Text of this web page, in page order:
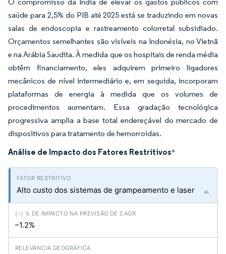
saúde para 2,5% do PIB até 2025 está se traduzindo em novas
salas de endoscopia e rastreamento colorretal subsidiado.
Orçamentos semelhantes são visíveis na Indonésia, no Vietnã
e na Arábia Saudita. À medida que os hospitais de renda média
obtêm financiamento, eles adquirem primeiro ligadores
mecânicos de nível intermediário e, em seguida, incorporam
plataformas de energia à medida que os volumes de
procedimentos aumentam. Essa gradação tecnológica
progressiva amplia a base total endereçável do mercado de
dispositivos para tratamento de hemorroidas.
Análise de Impacto dos Fatores Restritivos*
Alto custo dos sistemas de grampeamento e laser
–1.2%